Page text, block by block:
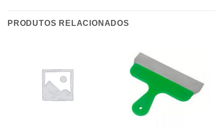
PRODUTOS RELACIONADOS